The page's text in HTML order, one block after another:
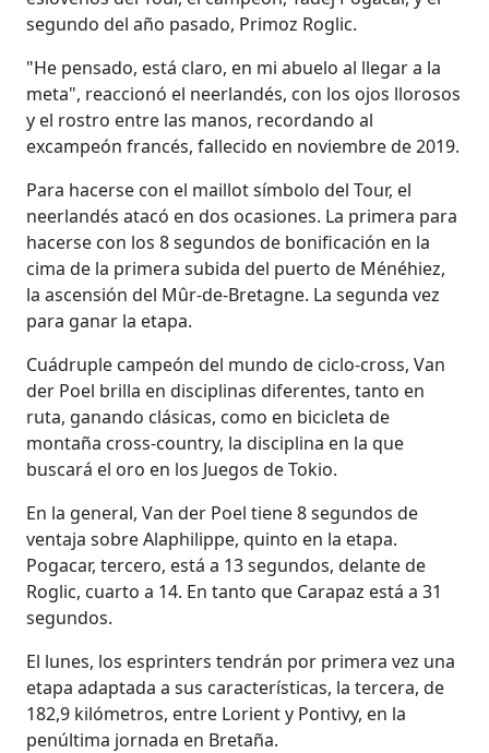
segundo del año pasado, Primoz Roglic.
"He pensado, está claro, en mi abuelo al llegar a la
meta", reaccionó el neerlandés, con los ojos llorosos
y el rostro entre las manos, recordando al
excampeón francés, fallecido en noviembre de 2019.
Para hacerse con el maillot símbolo del Tour, el
neerlandés atacó en dos ocasiones. La primera para
hacerse con los 8 segundos de bonificación en la
cima de la primera subida del puerto de Ménéhiez,
la ascensión del Mûr-de-Bretagne. La segunda vez
para ganar la etapa.
Cuádruple campeón del mundo de ciclo-cross, Van
der Poel brilla en disciplinas diferentes, tanto en
ruta, ganando clásicas, como en bicicleta de
montaña cross-country, la disciplina en la que
buscará el oro en los Juegos de Tokio.
En la general, Van der Poel tiene 8 segundos de
ventaja sobre Alaphilippe, quinto en la etapa.
Pogacar, tercero, está a 13 segundos, delante de
Roglic, cuarto a 14. En tanto que Carapaz está a 31
segundos.
El lunes, los esprinters tendrán por primera vez una
etapa adaptada a sus características, la tercera, de
182,9 kilómetros, entre Lorient y Pontivy, en la
penúltima jornada en Bretaña.